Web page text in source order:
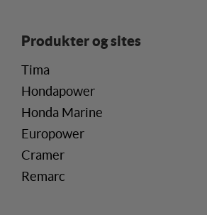
Produkter og sites
Tima
Hondapower
Honda Marine
Europower
Cramer
Remarc